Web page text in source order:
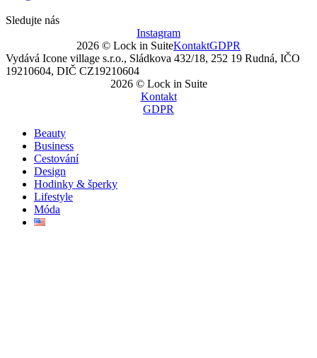
Sledujte nás
Instagram
2026 © Lock in SuiteKontaktGDPR
Vydává Icone village s.r.o., Sládkova 432/18, 252 19 Rudná, IČO
19210604, DIČ CZ19210604
2026 © Lock in Suite
Kontakt
GDPR
Beauty
Business
Cestování
Design
Hodinky & šperky
Lifestyle
Móda